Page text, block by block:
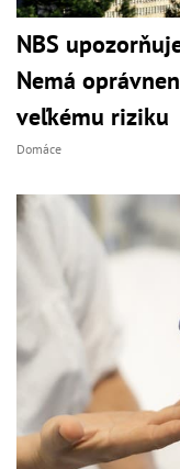
NBS
Nemá
veľkému riziku
Domáce